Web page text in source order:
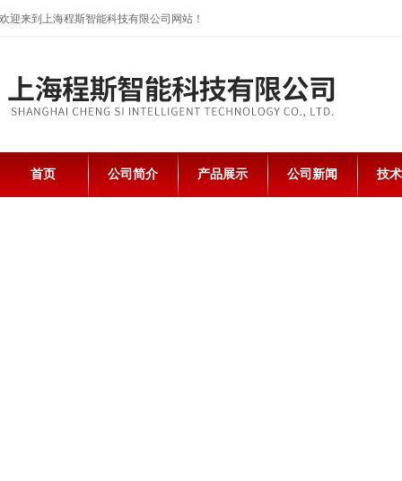
欢迎来到上海程斯智能科技有限公司网站！
首页 公司简介 产品展示 公司新闻 技